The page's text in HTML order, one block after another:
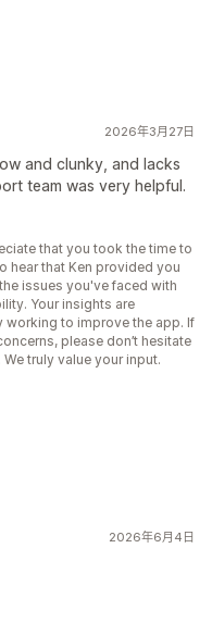
2026年3月27日
and clunky, and lacks
team was very helpful.
that you took the time to
hear that Ken provided you
issues you've faced with
Your insights are
working to improve the app. If
please don’t hesitate
truly value your input.
2026年6月4日